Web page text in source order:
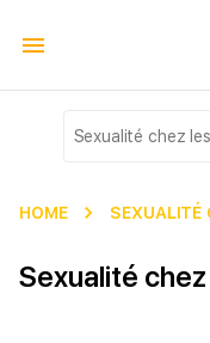
HOME SEXUALITÉ
Sexualité